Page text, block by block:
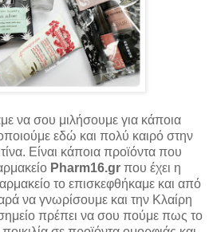
να σου μιλήσουμε για κάποια
εδώ και πολύ καιρό στην
Είναι κάποια προϊόντα που
Pharm16.grπου έχει η
το επισκεφθήκαμε και από
να γνωρίσουμε και την Κλαίρη
πρέπει να σου πούμε πως το